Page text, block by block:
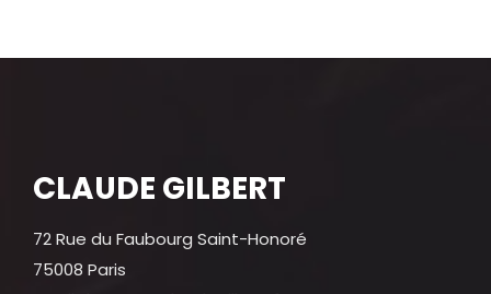
CLAUDE GILBERT
72 Rue du Faubourg Saint-Honoré
75008 Paris